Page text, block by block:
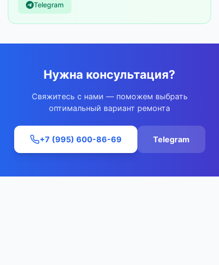
Telegram
Нужна консультация?
Свяжитесь с нами — поможем выбрать
оптимальный вариант ремонта
+7 (995) 600-86-69 Telegram